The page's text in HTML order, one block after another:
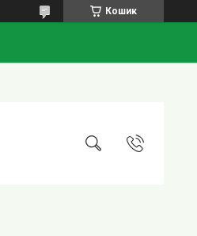
Кошик